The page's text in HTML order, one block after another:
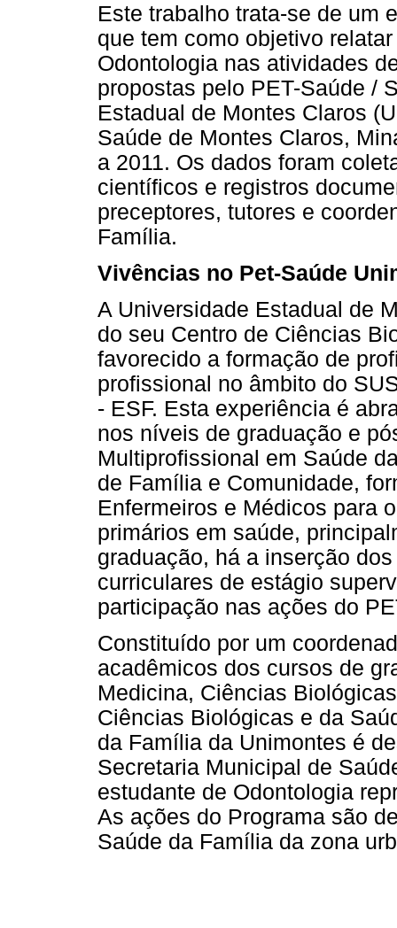
Este trabalho trata-se de um
que tem como objetivo
Odontologia nas atividades
propostas pelo PET-Saúde /
Estadual de Montes Claros
Saúde de Montes Claros,
a 2011. Os dados foram
científicos e registros
preceptores, tutores e
Família.
Vivências no Pet-Saúde
A Universidade Estadual de
do seu Centro de Ciências
favorecido a formação de
profissional no âmbito do
- ESF. Esta experiência é
nos níveis de graduação e
Multiprofissional em Saúde
de Família e Comunidade,
Enfermeiros e Médicos para
primários em saúde,
graduação, há a inserção
curriculares de estágio
participação nas ações do
Constituído por um
acadêmicos dos cursos de
Medicina, Ciências
Ciências Biológicas e da
da Família da Unimontes é
Secretaria Municipal de
estudante de Odontologia
As ações do Programa são
Saúde da Família da zona